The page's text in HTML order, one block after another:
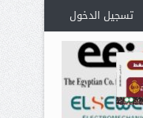
تسجيل الدخول